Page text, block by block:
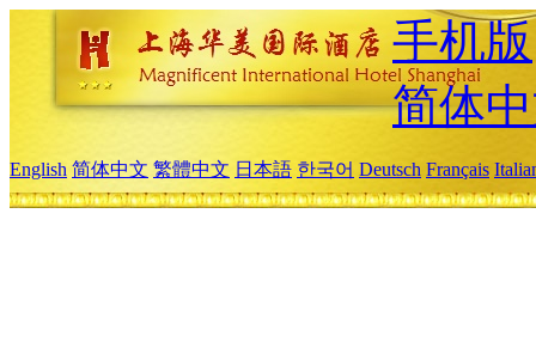
手机版
简体
English 简体中文 繁體中文 日本語 한국어 Deutsch Français